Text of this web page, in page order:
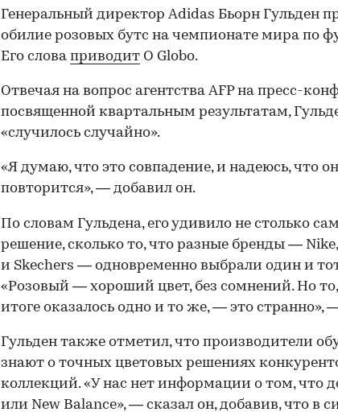
Генеральный директор Adidas Бьорн Гульден
обилие розовых бутс на чемпионате мира по
Его слова приводит O Globo.
Отвечая на вопрос агентства AFP на пресс-
посвященной квартальным результатам,
«случилось случайно».
«Я думаю, что это совпадение, и надеюсь, что
повторится», — добавил он.
По словам Гульдена, его удивило не столько
решение, сколько то, что разные бренды —
и Skechers — одновременно выбрали один и
«Розовый — хороший цвет, без сомнений. Но то,
итоге оказалось одно и то же, — это странно»,
Гульден также отметил, что производители
знают о точных цветовых решениях
коллекций. «У нас нет информации о том, что
или New Balance», — сказал он, добавив, что в